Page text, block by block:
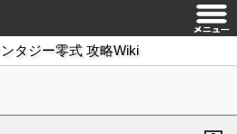
タジー零式 攻略Wiki